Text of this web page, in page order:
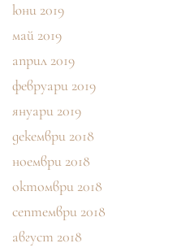
юни 2019
май 2019
април 2019
февруари 2019
януари 2019
декември 2018
ноември 2018
октомври 2018
септември 2018
август 2018